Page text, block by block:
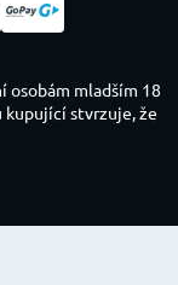
osobám mladším 18
stvrzuje, že